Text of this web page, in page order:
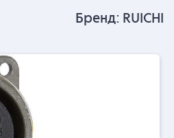
Бренд: RUICHI